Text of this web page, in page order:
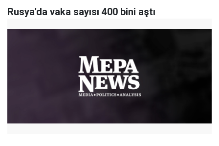
Rusya'da vaka sayısı 400 bini aştı